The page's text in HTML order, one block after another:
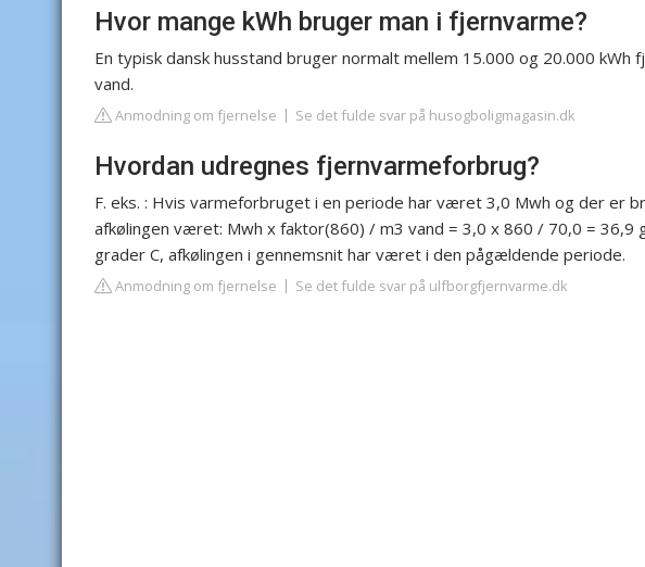
Hvor mange kWh bruger man i fjernvarme?
En typisk dansk husstand bruger normalt mellem 15.000 og 20.000
vand.
Anmodning om fjernelse Se det fulde svar på husogboligmagasin.dk
Hvordan udregnes fjernvarmeforbrug?
F. eks. : Hvis varmeforbruget i en periode har været 3,0 Mwh og der er
afkølingen været: Mwh x faktor(860) / m3 vand = 3,0 x 860 / 70,0 =
grader C, afkølingen i gennemsnit har været i den pågældende periode.
Anmodning om fjernelse Se det fulde svar på ulfborgfjernvarme.dk